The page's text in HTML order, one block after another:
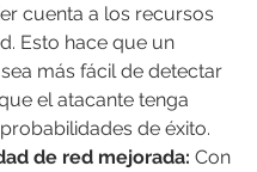
cuenta a los recursos
Esto hace que un
más fácil de detectar
el atacante tenga
de éxito.
de red mejorada: Con